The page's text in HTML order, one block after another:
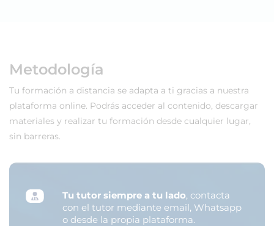
Metodología
Tu formación a distancia se adapta a ti gracias a nuestra
plataforma online. Podrás acceder al contenido, descargar
materiales y realizar tu formación desde cualquier lugar,
sin barreras.
Tu tutor siempre a tu lado, contacta
con el tutor mediante email, Whatsapp
o desde la propia plataforma.